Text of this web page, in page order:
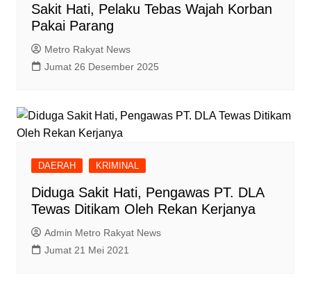
Sakit Hati, Pelaku Tebas Wajah Korban
Pakai Parang
Metro Rakyat News
Jumat 26 Desember 2025
DAERAH KRIMINAL
Diduga Sakit Hati, Pengawas PT. DLA
Tewas Ditikam Oleh Rekan Kerjanya
Admin Metro Rakyat News
Jumat 21 Mei 2021